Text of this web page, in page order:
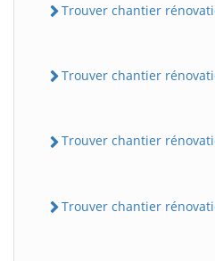
Trouver chantier
Trouver chantier
Trouver chantier
Trouver chantier